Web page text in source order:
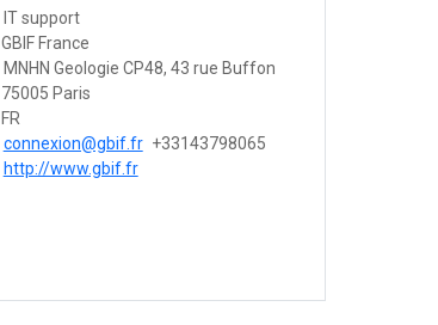
IT support
GBIF France
MNHN Geologie CP48, 43 rue Buffon
75005 Paris
FR
connexion@gbif.fr +33143798065
http://www.gbif.fr